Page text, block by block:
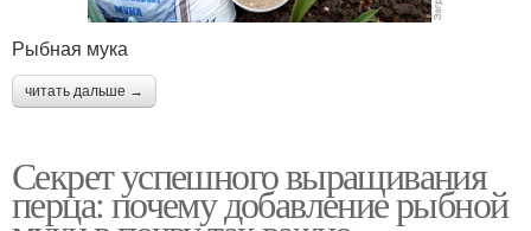
Рыбная мука
читать дальше →
Секрет успешного выращивания
перца: почему добавление рыбной